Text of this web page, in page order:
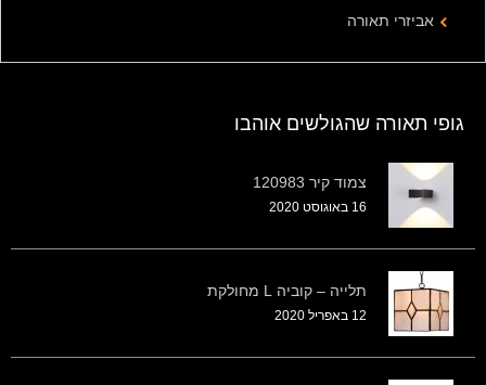
אביזרי תאורה
גופי תאורה שהגולשים אוהבו
צמוד קיר 120983
16 באוגוסט 2020
תלייה – קוביה L מחולקת
12 באפריל 2020